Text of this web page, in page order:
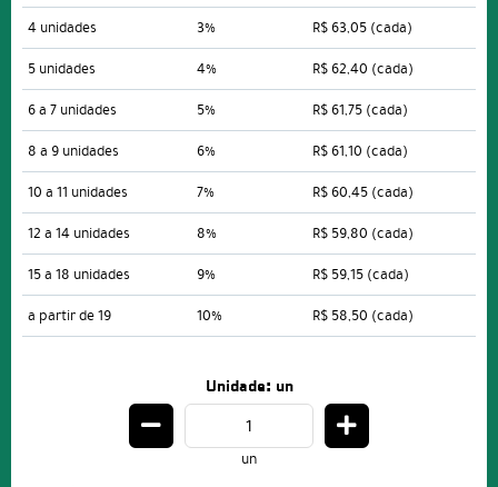
4 unidades
3% R$ 63,05 (cada)
5 unidades
4% R$ 62,40 (cada)
6 a 7 unidades
5% R$ 61,75 (cada)
8 a 9 unidades
6% R$ 61,10 (cada)
10 a 11 unidades
7% R$ 60,45 (cada)
12 a 14 unidades
8% R$ 59,80 (cada)
15 a 18 unidades
9% R$ 59,15 (cada)
a partir de 19
10% R$ 58,50 (cada)
Unidade: un
un